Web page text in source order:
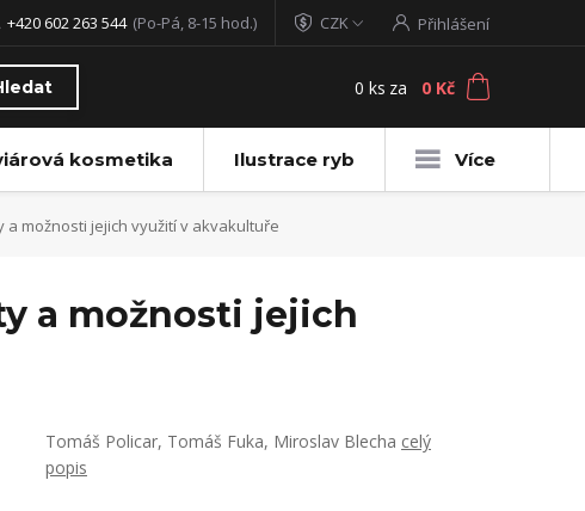
CZK Přihlášení
+420 602 263 544 (Po-Pá, 8-15 hod.)
0 ks za 0 Kč
kosmetika Ilustrace ryb Více
možnosti jejich využití v akvakultuře
a možnosti jejich
Tomáš Policar, Tomáš Fuka, Miroslav Blecha celý
popis